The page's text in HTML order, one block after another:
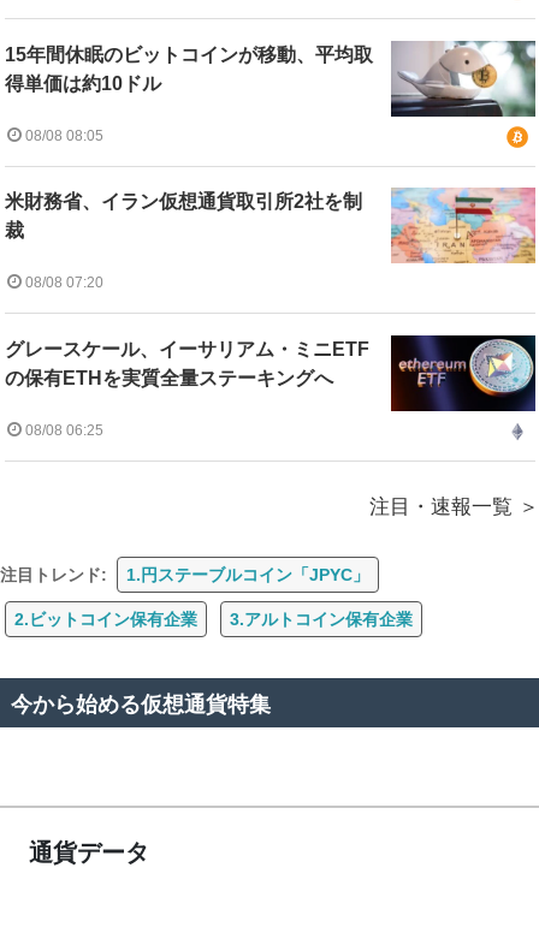
15年間休眠のビットコインが移動、平均取
得単価は約10ドル
08/08 08:05
米財務省、イラン仮想通貨取引所2社を制
裁
08/08 07:20
グレースケール、イーサリアム・ミニETF
の保有ETHを実質全量ステーキングへ
08/08 06:25
注目・速報一覧
注目トレンド: 1.円ステーブルコイン「JPYC」
2.ビットコイン保有企業 3.アルトコイン保有企業
今から始める仮想通貨特集
通貨データ